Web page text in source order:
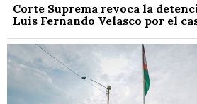
Corte Suprema revoca la
Luis Fernando Velasco por el